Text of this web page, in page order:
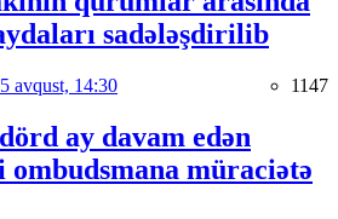
sadələşdirilib
avqust, 14:30 1147
ay davam edən
müraciətə